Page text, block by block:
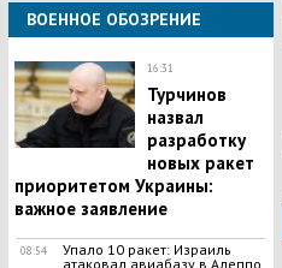
ВОЕННОЕ ОБОЗРЕНИЕ
16:31
Турчинов
назвал
разработку
новых ракет
приоритетом Украины:
важное заявление
08:54
Упало 10 ракет: Израиль
атаковал авиабазу в Алеппо